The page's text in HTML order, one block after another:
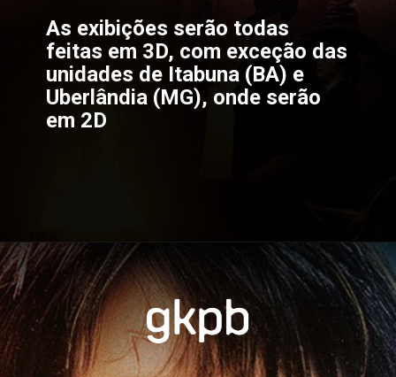
As exibições serão todas
feitas em 3D, com exceção das
unidades de Itabuna
Uberlândia (MG), onde serão
em 2D
Opening https://gkpb.com.br/79458/cinemark-novas-sessoes-harry-potter/